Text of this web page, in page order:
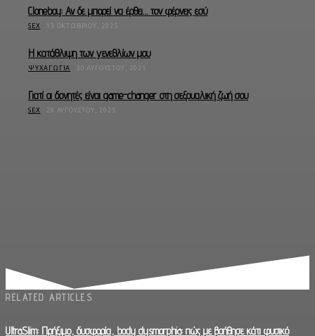
Cloneboy: Αν δε μπορεί να έρθει… τον φέρνεις εσύ
SEX 13 ΟΚΤΩΒΡΊΟΥ, 2025
Η κατάθλιψη των γενεθλίων μου
ΨΥΧΑΓΩΓΊΑ 30 ΑΥΓΟΎΣΤΟΥ, 2025
Γιατί οι δονητές είναι game-changer στη σεξουαλική ζωή σου
SEX 28 ΑΥΓΟΎΣΤΟΥ, 2025
RELATED ARTICLES
UltraSlim: Πρήξιμο, δυσφορία, body dysmorphia: πώς με βοήθησε κάτι φυσικό